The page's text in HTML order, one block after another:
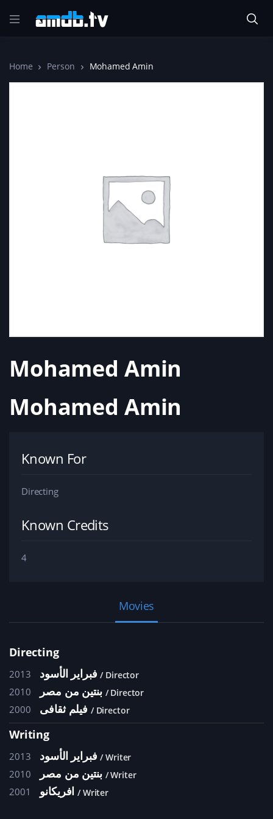
Home Person Mohamed Amin
Mohamed Amin
Mohamed Amin
Known For
Directing
Known Credits
4
Movies
Directing
2013 فبراير الأسود Director
2010 بنتين من مصر Director
2000 فيلم ثقافى Director
Writing
2013 فبراير الأسود Writer
2010 بنتين من مصر Writer
2001 افريكانو Writer